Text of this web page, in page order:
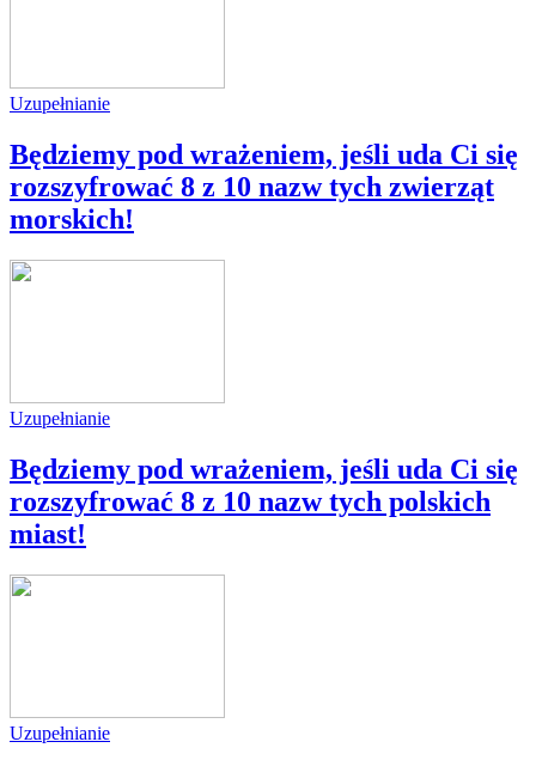
Uzupełnianie
Będziemy pod wrażeniem, jeśli uda Ci się
rozszyfrować 8 z 10 nazw tych zwierząt
morskich!
Uzupełnianie
Będziemy pod wrażeniem, jeśli uda Ci się
rozszyfrować 8 z 10 nazw tych polskich
miast!
Uzupełnianie